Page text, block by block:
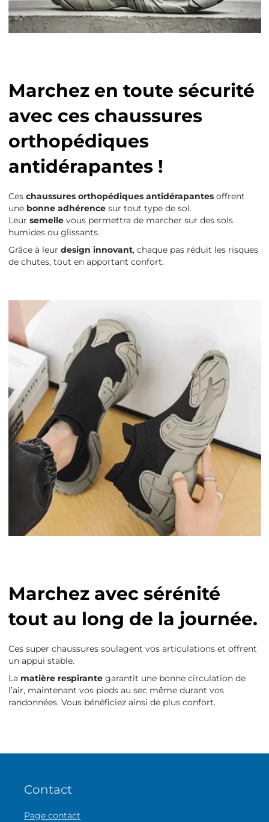
Marchez en toute sécurité
avec ces chaussures
orthopédiques
antidérapantes !
Ces chaussures orthopédiques antidérapantesoffrent
une bonne adhérencesur tout type de sol.
Leur semelle vous permettra de marcher sur des sols
humides ou glissants.
Grâce à leur design innovant, chaque pas réduit les risques
de chutes, tout en apportant confort.
Marchez avec sérénité
tout au long de la journée.
Ces super chaussures soulagent vos articulations et offrent
un appui stable.
La matière respirantegarantit une bonne circulation de
l’air, maintenant vos pieds au sec même durant vos
randonnées. Vous bénéficiez ainsi de plus confort.
Contact
Page contact